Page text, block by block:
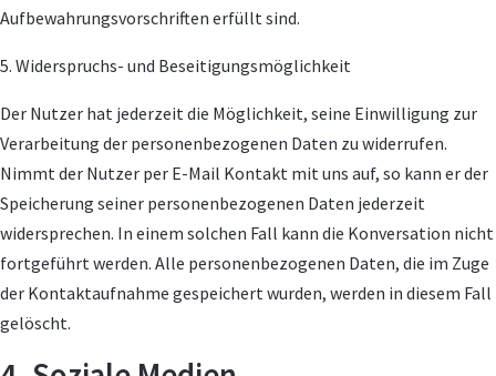
Aufbewahrungsvorschriften erfüllt sind.
5. Widerspruchs- und Beseitigungsmöglichkeit
Der Nutzer hat jederzeit die Möglichkeit, seine Einwilligung zur
Verarbeitung der personenbezogenen Daten zu widerrufen.
Nimmt der Nutzer per E-Mail Kontakt mit uns auf, so kann er der
Speicherung seiner personenbezogenen Daten jederzeit
widersprechen. In einem solchen Fall kann die Konversation nicht
fortgeführt werden. Alle personenbezogenen Daten, die im Zuge
der Kontaktaufnahme gespeichert wurden, werden in diesem Fall
gelöscht.